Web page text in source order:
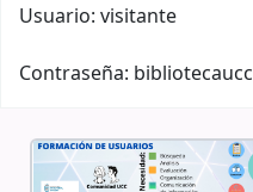
Usuario: visitante
Contraseña: bibliotecaucc